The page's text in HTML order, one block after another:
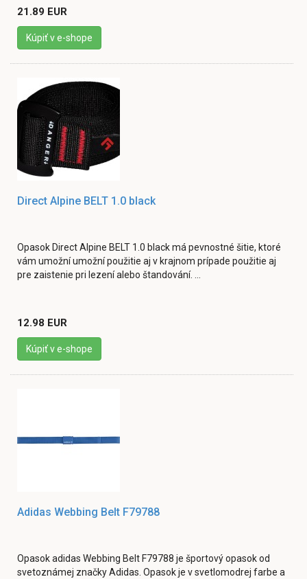
21.89 EUR
Kúpiť v e-shope
Direct Alpine BELT 1.0 black
Opasok Direct Alpine BELT 1.0 black má pevnostné šitie, ktoré
vám umožní umožní použitie aj v krajnom prípade použitie aj
pre zaistenie pri lezení alebo štandování. ...
12.98 EUR
Kúpiť v e-shope
Adidas Webbing Belt F79788
Opasok adidas Webbing Belt F79788 je športový opasok od
svetoznámej značky Adidas. Opasok je v svetlomodrej farbe a